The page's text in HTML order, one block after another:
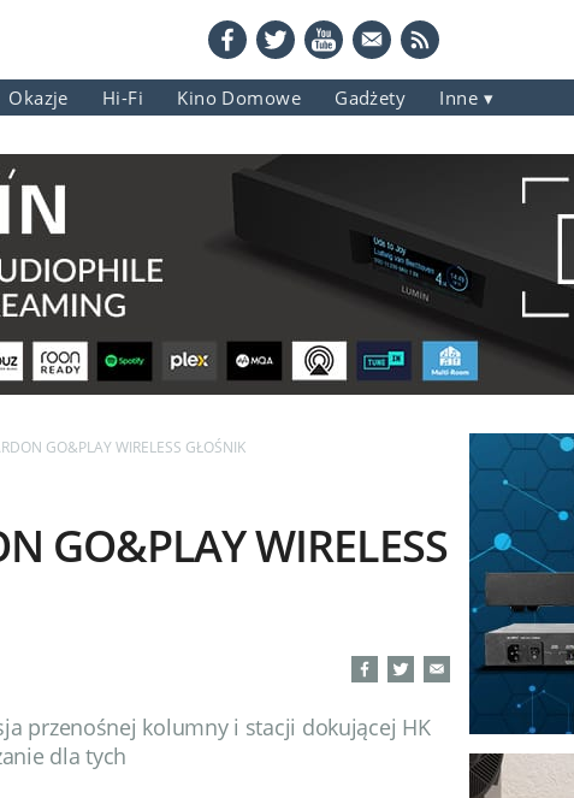
Okazje Hi-Fi Kino Domowe Gadżety Inne
GO&PLAY WIRELESS GŁOŚNIK
GO&PLAY WIRELESS
przenośnej kolumny i stacji dokującej HK
dla tych